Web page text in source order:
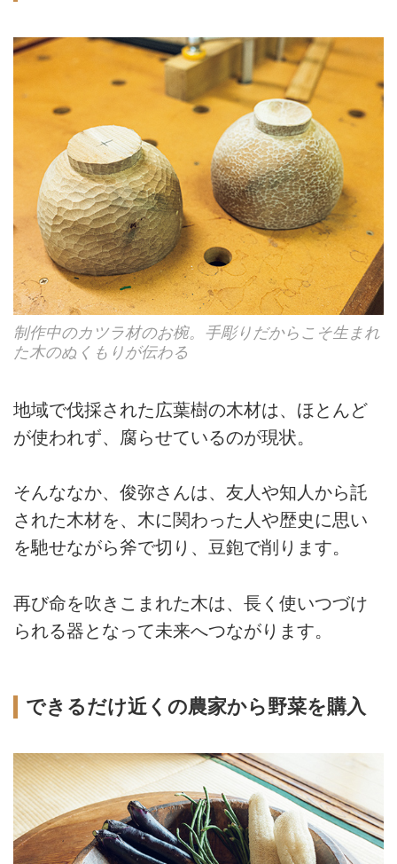
制作中のカツラ材のお椀。手彫りだからこそ生まれ
た木のぬくもりが伝わる
地域で伐採された広葉樹の木材は、ほとんど
が使われず、腐らせているのが現状。
そんななか、俊弥さんは、友人や知人から託
された木材を、木に関わった人や歴史に思い
を馳せながら斧で切り、豆鉋で削ります。
再び命を吹きこまれた木は、長く使いつづけ
られる器となって未来へつながります。
できるだけ近くの農家から野菜を購入